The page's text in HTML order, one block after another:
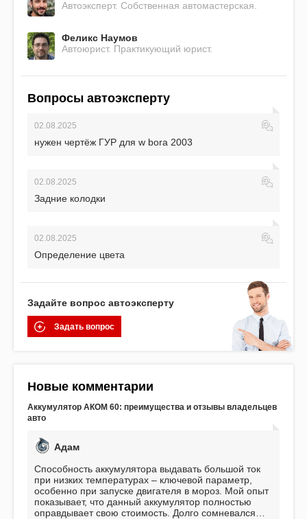
Автоэксперт. Собственная автомастерская.
Феликс Наумов
Автоюрист. Практикующий юрист.
Вопросы автоэксперту
02.08.2025
нужен чертёж ГУР для w bora 2003
02.08.2025
Задние колодки
02.08.2025
Определение цвета
Задайте вопрос автоэксперту
Задать вопрос
Новые комментарии
Аккумулятор АКОМ 60: преимущества и отзывы владельцев
авто
Адам
Способность аккумулятора выдавать большой ток
при низких температурах – ключевой параметр,
особенно при запуске двигателя в мороз. Мой опыт
показывает, что данный аккумулятор полностью
оправдывает свою стоимость. Долго сомневался